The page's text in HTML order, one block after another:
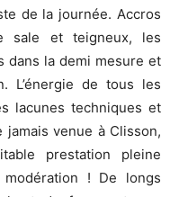
de la journée. Accros
sale et teigneux, les
dans la demi mesure et
L’énergie de tous les
lacunes techniques et
jamais venue à Clisson,
prestation pleine
modération ! De longs